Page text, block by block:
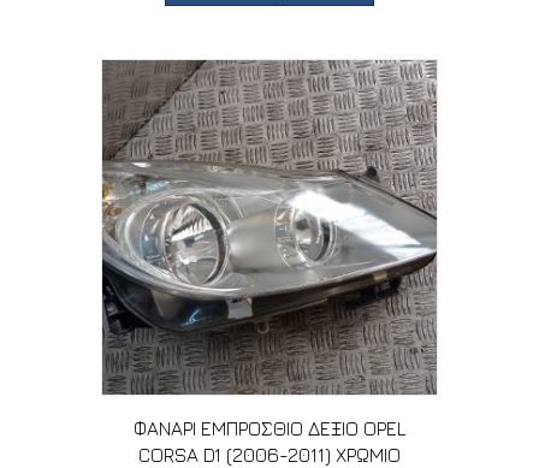
ΦΑΝΑΡΙ ΕΜΠΡΟΣΘΙΟ ΔΕΞΙΟ OPEL
CORSA D1 (2006-2011) ΧΡΩΜΙΟ